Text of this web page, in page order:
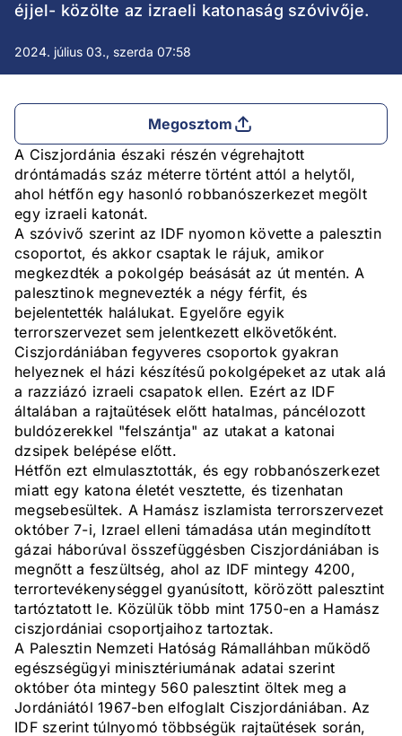
éjjel- közölte az izraeli katonaság szóvivője.
2024. július 03., szerda 07:58
Megosztom
A Ciszjordánia északi részén végrehajtott
dróntámadás száz méterre történt attól a helytől,
ahol hétfőn egy hasonló robbanószerkezet megölt
egy izraeli katonát.
A szóvivő szerint az IDF nyomon követte a palesztin
csoportot, és akkor csaptak le rájuk, amikor
megkezdték a pokolgép beásását az út mentén. A
palesztinok megnevezték a négy férfit, és
bejelentették halálukat. Egyelőre egyik
terrorszervezet sem jelentkezett elkövetőként.
Ciszjordániában fegyveres csoportok gyakran
helyeznek el házi készítésű pokolgépeket az utak alá
a razziázó izraeli csapatok ellen. Ezért az IDF
általában a rajtaütések előtt hatalmas, páncélozott
buldózerekkel "felszántja" az utakat a katonai
dzsipek belépése előtt.
Hétfőn ezt elmulasztották, és egy robbanószerkezet
miatt egy katona életét vesztette, és tizenhatan
megsebesültek. A Hamász iszlamista terrorszervezet
október 7-i, Izrael elleni támadása után megindított
gázai háborúval összefüggésben Ciszjordániában is
megnőtt a feszültség, ahol az IDF mintegy 4200,
terrortevékenységgel gyanúsított, körözött palesztint
tartóztatott le. Közülük több mint 1750-en a Hamász
ciszjordániai csoportjaihoz tartoztak.
A Palesztin Nemzeti Hatóság Rámalláhban működő
egészségügyi minisztériumának adatai szerint
október óta mintegy 560 palesztint öltek meg a
Jordániától 1967-ben elfoglalt Ciszjordániában. Az
IDF szerint túlnyomó többségük rajtaütések során,